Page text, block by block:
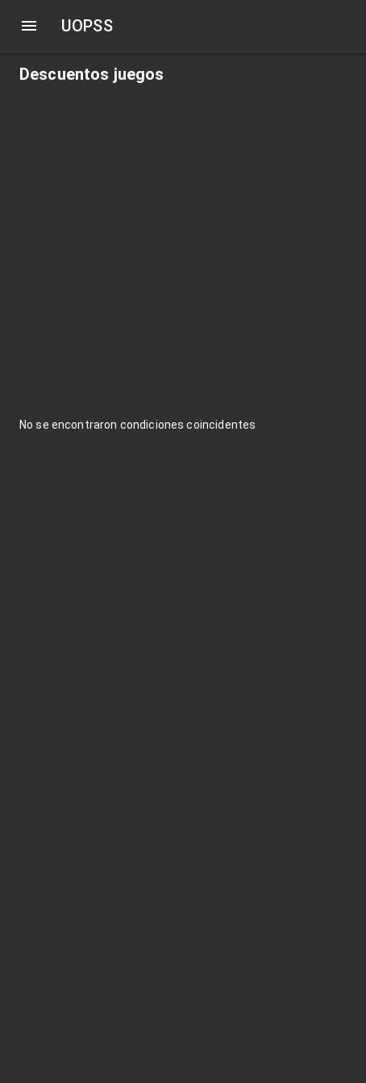
UOPSS
Descuentos juegos
No se encontraron condiciones coincidentes